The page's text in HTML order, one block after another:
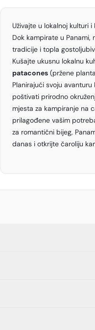
Uživajte u lokalnoj kulturi i
Dok kampirate u
tradicije i topla
Kušajte ukusnu lokalnu
patacones (pržene
Planirajući svoju
poštivati prirodno
mjesta za kampiranje na
prilagođene vašim
za romantični bijeg,
danas i otkrijte čaroliju